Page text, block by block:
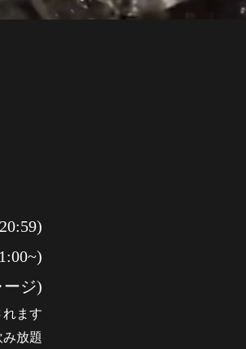
ージ)
ます
放題